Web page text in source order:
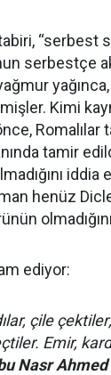
“serbest
serbestçe
Kimi
Romalılar
tamir
iddia
henüz
ediyor:
çile
Emir,
Nasr